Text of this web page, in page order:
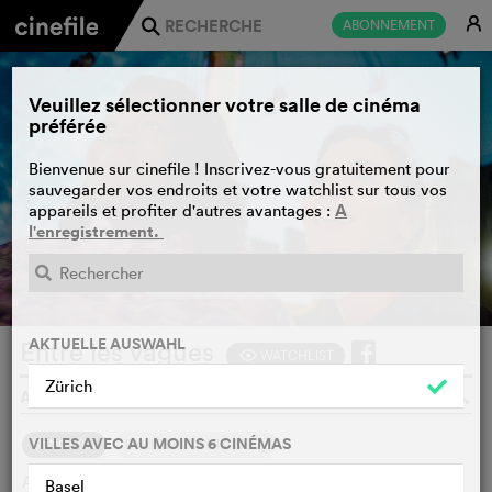
ABONNEMENT E
j
Entre les vagues
ANAÏS VOLPÉ, FRANCE, 2021
SYNOPSIS D'AUTRES OPINIONS 2
Alma et Margot partagent le même rêve d'une carrière sur
Veuillez sélectionner votre salle de cinéma
préférée
Bienvenue sur cinefile ! Inscrivez-vous gratuitement pour
sauvegarder vos endroits et votre watchlist sur tous vos
appareils et profiter d'autres avantages : A
l'enregistrement.
AKTUELLE AUSWAHL
Zürich
VILLES AVEC AU MOINS 6 CINÉMAS
Basel